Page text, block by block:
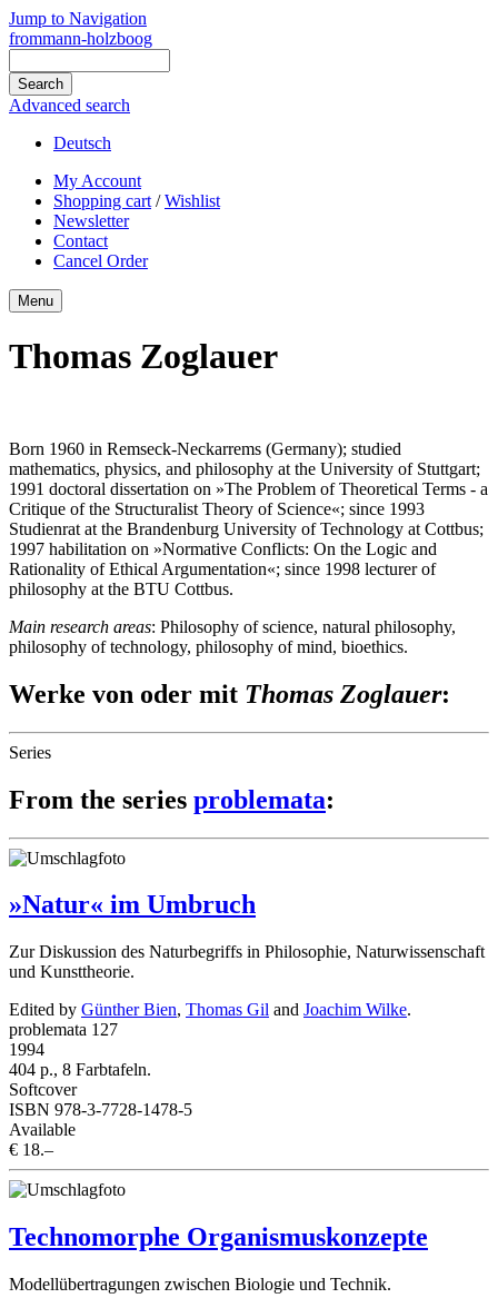
Jump to Navigation
frommann-holzboog
Advanced search
Deutsch
My Account
Shopping cart /Wishlist
Newsletter
Contact
Cancel Order
Menu
Thomas Zoglauer
Born 1960 in Remseck-Neckarrems (Germany); studied
mathematics, physics, and philosophy at the University of Stuttgart;
1991 doctoral dissertation on »The Problem of Theoretical Terms - a
Critique of the Structuralist Theory of Science«; since 1993
Studienrat at the Brandenburg University of Technology at Cottbus;
1997 habilitation on »Normative Conflicts: On the Logic and
Rationality of Ethical Argumentation«; since 1998 lecturer of
philosophy at the BTU Cottbus.
Main research areas: Philosophy of science, natural philosophy,
philosophy of technology, philosophy of mind, bioethics.
Werke von oder mit Thomas Zoglauer:
Series
From the series problemata:
»Natur« im Umbruch
Zur Diskussion des Naturbegriffs in Philosophie, Naturwissenschaft
und Kunsttheorie.
Edited by Günther Bien, Thomas Gil and Joachim Wilke.
problemata 127
1994
404 p., 8 Farbtafeln.
Softcover
ISBN 978-3-7728-1478-5
Available
€ 18.–
Technomorphe Organismuskonzepte
Modellübertragungen zwischen Biologie und Technik.